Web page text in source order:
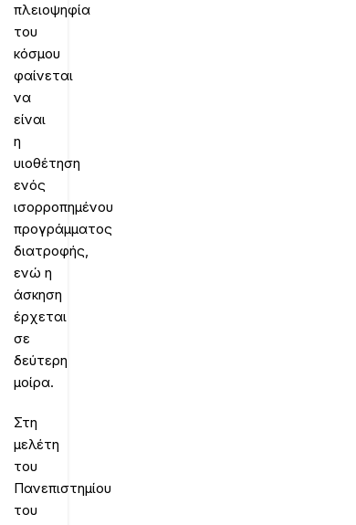
πλειοψηφία
του
κόσμου
φαίνεται
να
είναι
η
υιοθέτηση
ενός
ισορροπημένου
προγράμματος
διατροφής,
ενώ η
άσκηση
έρχεται
σε
δεύτερη
μοίρα.
Στη
μελέτη
του
Πανεπιστημίου
του